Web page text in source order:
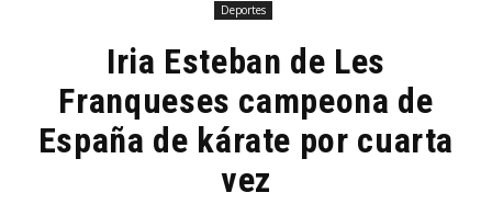
Deportes
Iria Esteban de Les
Franqueses campeona de
España de kárate por cuarta
vez